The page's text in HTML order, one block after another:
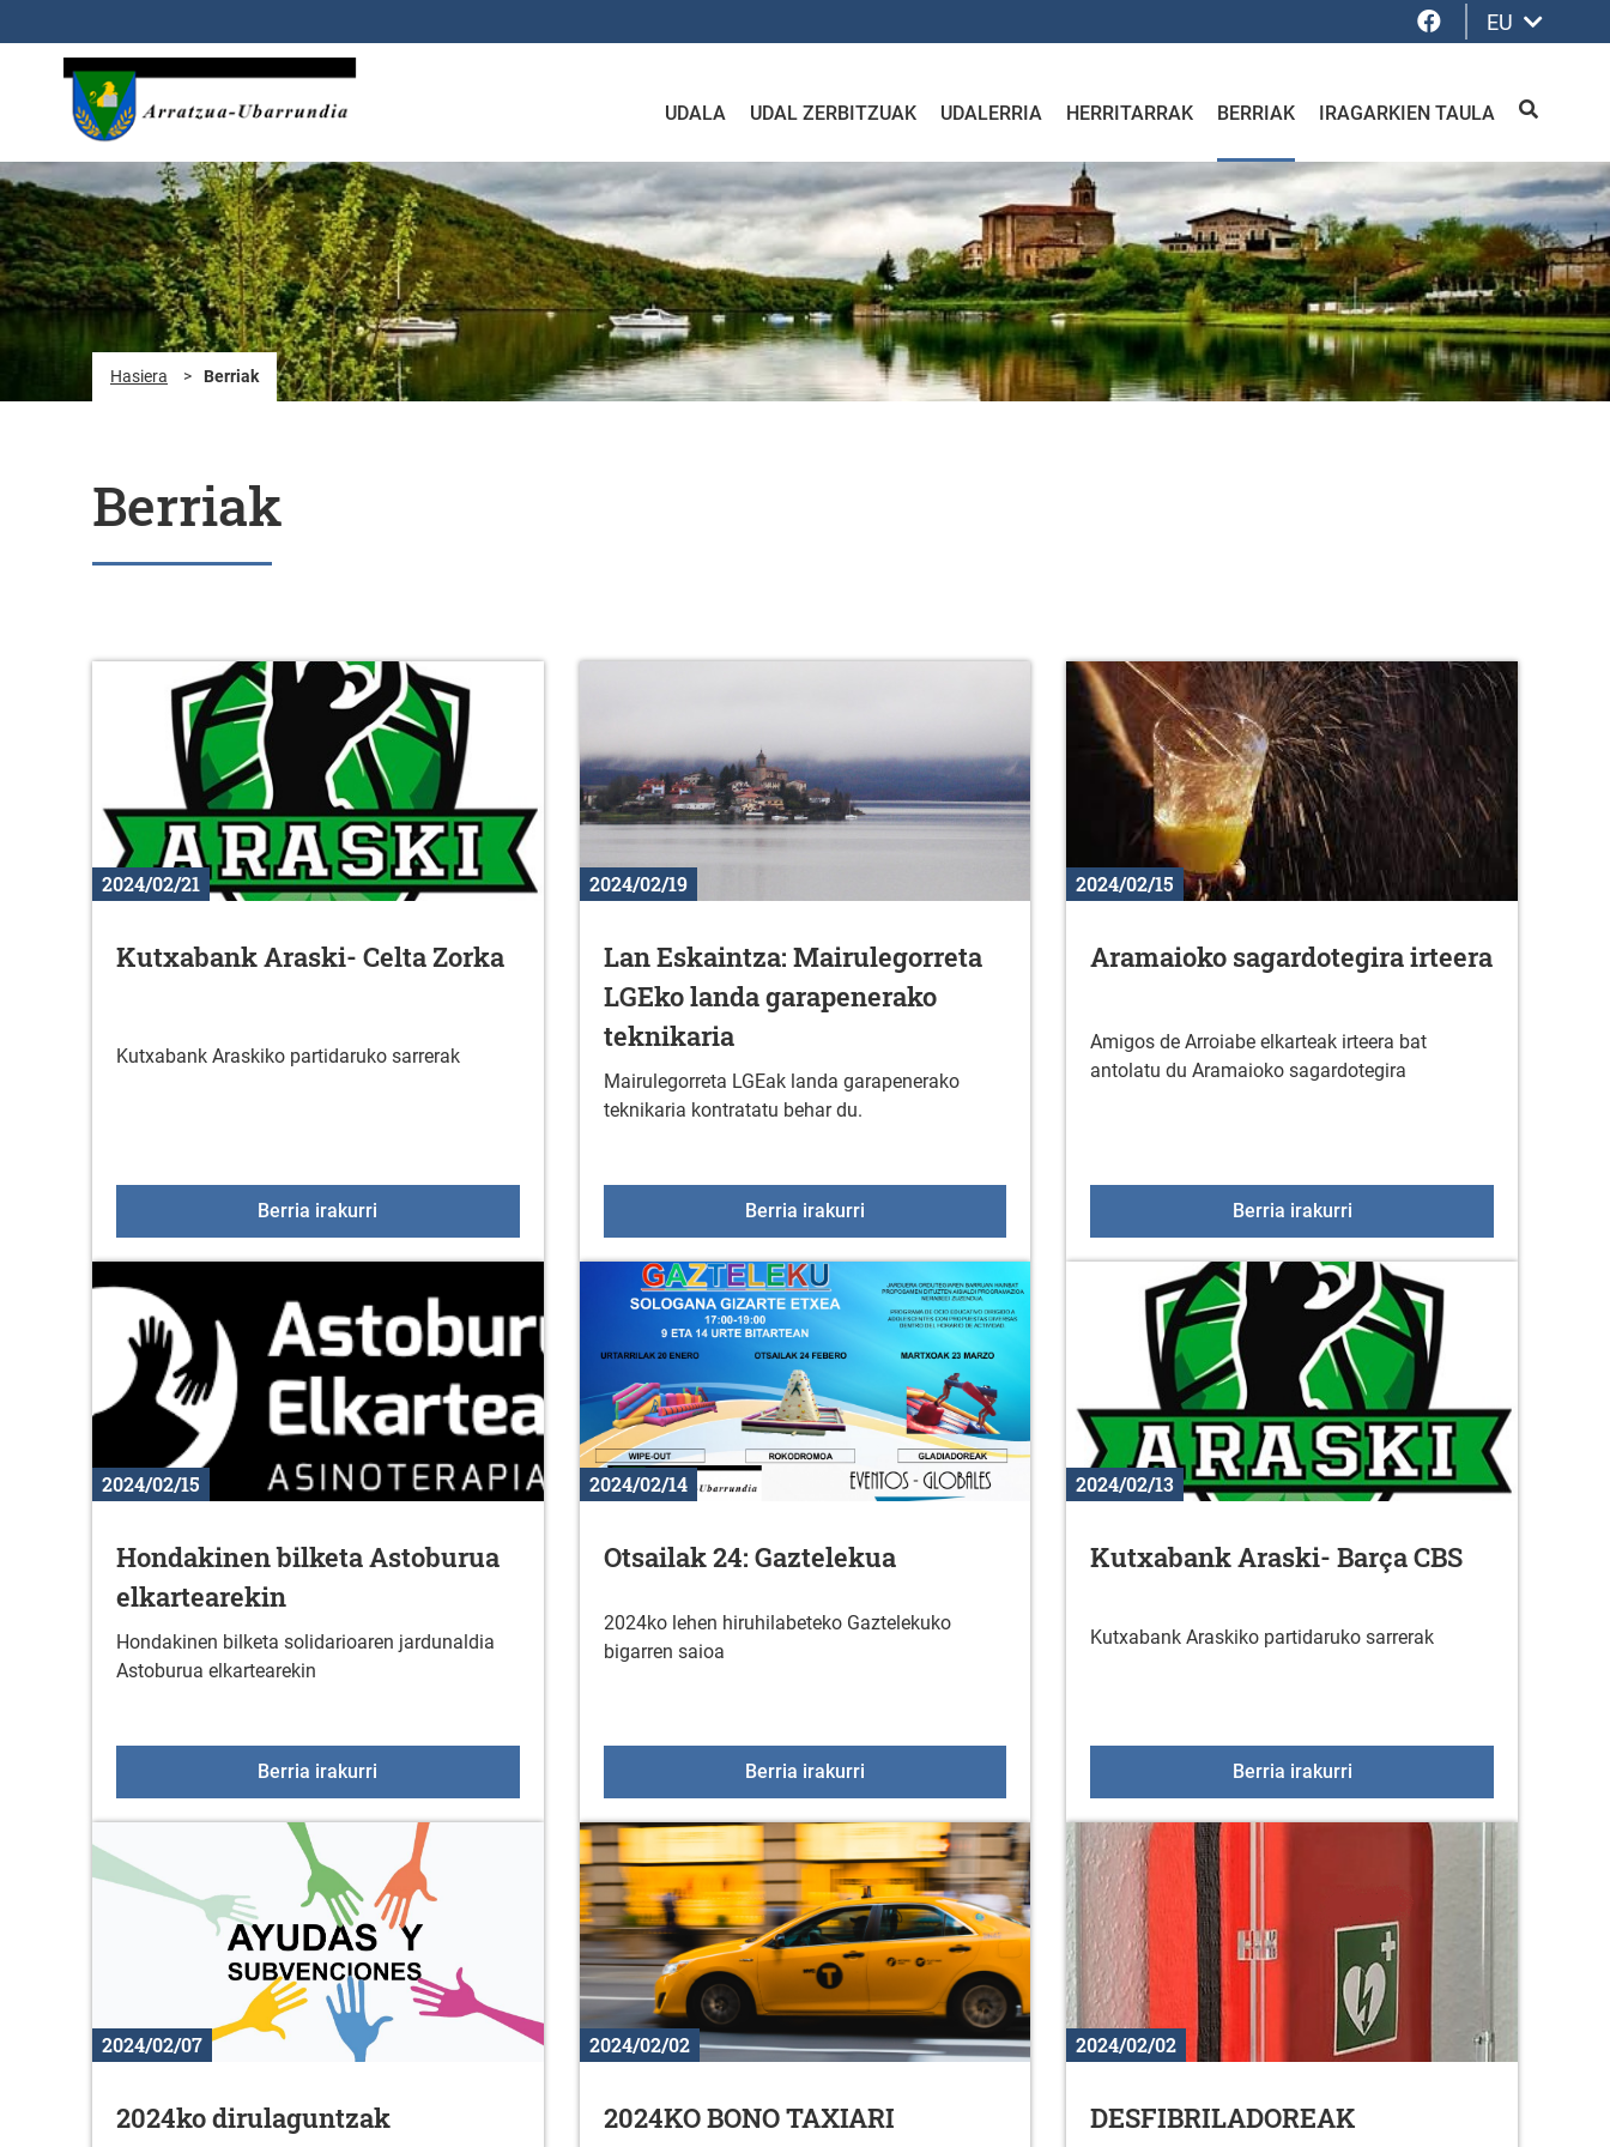
Facebook
EU
UDALA UDAL ZERBITZUAK UDALERRIA HERRITARRAK BERRIAK IRAGARKIEN TAULA BILATU
Hasiera > Berriak
Berriak
2024/02/21
Kutxabank Araski- Celta Zorka
Kutxabank Araskiko partidaruko sarrerak
Berria irakurri
2024/02/19
Lan Eskaintza: Mairulegorreta
LGEko landa garapenerako
teknikaria
Mairulegorreta LGEak landa garapenerako
teknikaria kontratatu behar du.
Berria irakurriLan Eskaintza: Mairulegorreta LGEko landa garapenerako teknikaria
2024/02/15
Aramaioko sagardotegira irteera
Amigos de Arroiabe elkarteak irteera bat
antolatu du Aramaioko sagardotegira
Berria irakurriAramaioko sagardotegira
2024/02/15
Hondakinen bilketa Astoburua
elkartearekin
Hondakinen bilketa solidarioaren jardunaldia
Astoburua elkartearekin
Berria irakurri Hondakinen bilketa Astoburua elkartearekin
2024/02/14
Otsailak 24: Gaztelekua
2024ko lehen hiruhilabeteko Gaztelekuko
bigarren saioa
Berria irakurriOtsailak 24: Gaztelekua
2024/02/13
Kutxabank Araski- Barça CBS
Kutxabank Araskiko partidaruko sarrerak
Berria irakurriKutxabank Araski- Barça CBS
2024/02/07
2024ko dirulaguntzak
2024/02/02
2024KO BONO TAXIARI
2024/02/02
DESFIBRILADOREAK